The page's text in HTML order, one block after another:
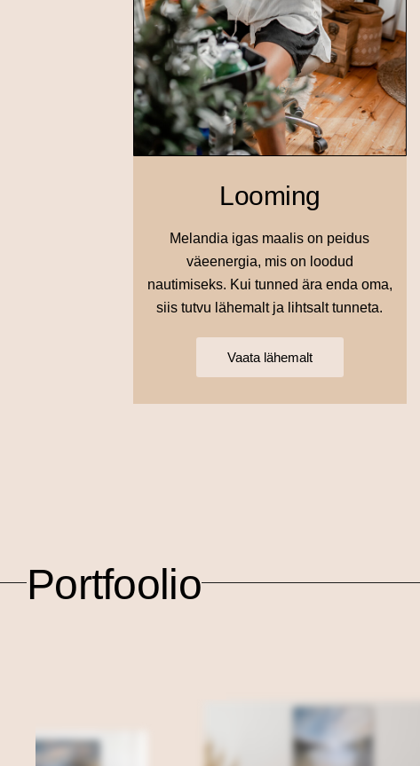
Looming
Melandia igas maalis on peidus
väeenergia, mis on loodud
nautimiseks. Kui tunned ära enda oma,
siis tutvu lähemalt ja lihtsalt tunneta.
Vaata lähemalt
Portfoolio